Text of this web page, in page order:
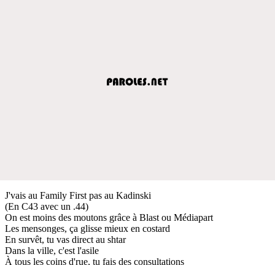
J'vais au Family First pas au Kadinski
(En C43 avec un .44)
On est moins des moutons grâce à Blast ou Médiapart
Les mensonges, ça glisse mieux en costard
En survêt, tu vas direct au shtar
Dans la ville, c'est l'asile
À tous les coins d'rue, tu fais des consultations